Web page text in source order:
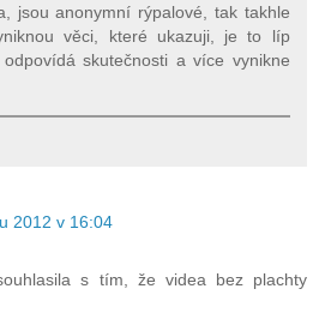
jsou anonymní rýpalové, tak takhle
věci, které ukazuji, je to líp
skutečnosti a více vynikne
2012 v 16:04
s tím, že videa bez plachty